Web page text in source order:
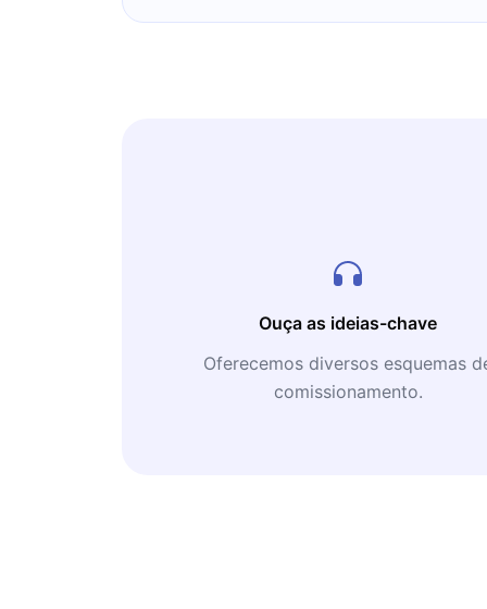
aumentou o valor da GE de US $ 13
para a General Electric em 1960,
com o passar do tempo e com as
marketing agressivas de plásticos,
consumo e dos serviços da empresa,
promoções.
Ouça as ideias-chave
Oferecemos diversos esquemas
comissionamento.